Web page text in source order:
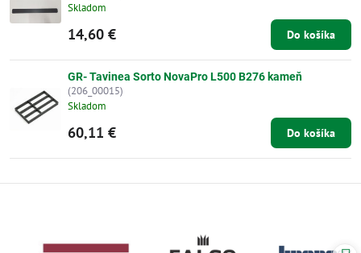
Skladom
14,60 € Do košíka
GR- Tavinea Sorto NovaPro L500 B276 kameň
(206_00015)
Skladom
60,11 € Do košíka